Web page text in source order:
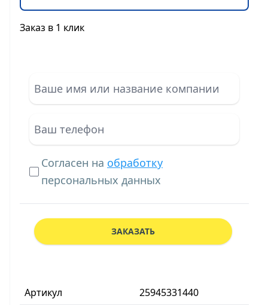
Артикул
25945331440
Заказ в 1 клик
Согласен на обработку
персональных данных
ЗАКАЗАТЬ